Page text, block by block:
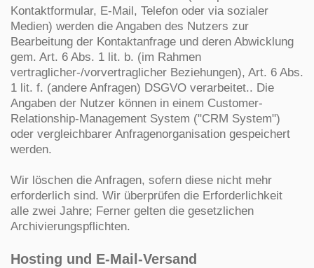
Kontaktformular, E-Mail, Telefon oder via sozialer
Medien) werden die Angaben des Nutzers zur
Bearbeitung der Kontaktanfrage und deren Abwicklung
gem. Art. 6 Abs. 1 lit. b. (im Rahmen
vertraglicher-/vorvertraglicher Beziehungen), Art. 6 Abs.
1 lit. f. (andere Anfragen) DSGVO verarbeitet.. Die
Angaben der Nutzer können in einem Customer-
Relationship-Management System ("CRM System")
oder vergleichbarer Anfragenorganisation gespeichert
werden.
Wir löschen die Anfragen, sofern diese nicht mehr
erforderlich sind. Wir überprüfen die Erforderlichkeit
alle zwei Jahre; Ferner gelten die gesetzlichen
Archivierungspflichten.
Hosting und E-Mail-Versand